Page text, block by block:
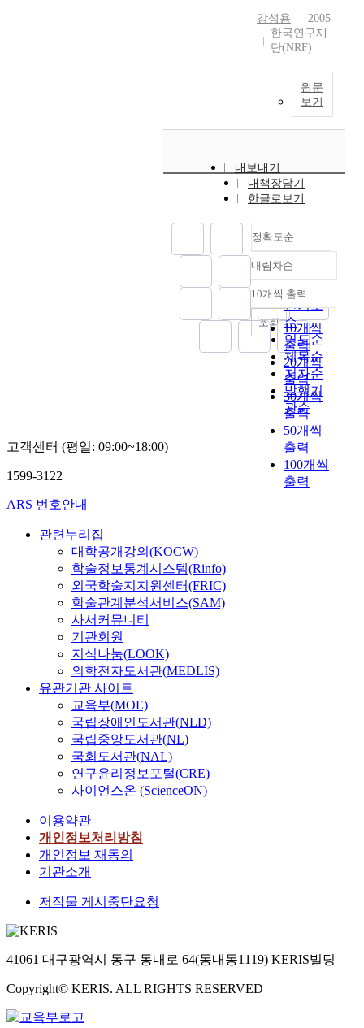
강성용
2005
한국연구재
단(NRF)
원문
보기
내보내기
내책장담기
한글로보기
정확도순
정확도
순
인기도
순
연도순
제목순
저자순
발행기
관순
내림차순
내림차순
10개씩 출력
10개씩
출력
20개씩
출력
30개씩
출력
50개씩
출력
100개씩
출력
조회
고객센터 (평일: 09:00~18:00)
1599-3122
ARS 번호안내
관련누리집
대학공개강의(KOCW)
학술정보통계시스템(Rinfo)
외국학술지지원센터(FRIC)
학술관계분석서비스(SAM)
사서커뮤니티
기관회원
지식나눔(LOOK)
의학전자도서관(MEDLIS)
유관기관 사이트
교육부(MOE)
국립장애인도서관(NLD)
국립중앙도서관(NL)
국회도서관(NAL)
연구윤리정보포털(CRE)
사이언스온 (ScienceON)
이용약관
개인정보처리방침
개인정보 재동의
기관소개
저작물 게시중단요청
41061 대구광역시 동구 동내로 64(동내동1119) KERIS빌딩
Copyright© KERIS. ALL RIGHTS RESERVED